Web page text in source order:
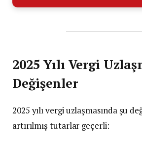
2025 Yılı Vergi
Değişenler
2025 yılı vergi uzlaşmasında şu
artırılmış tutarlar geçerli: